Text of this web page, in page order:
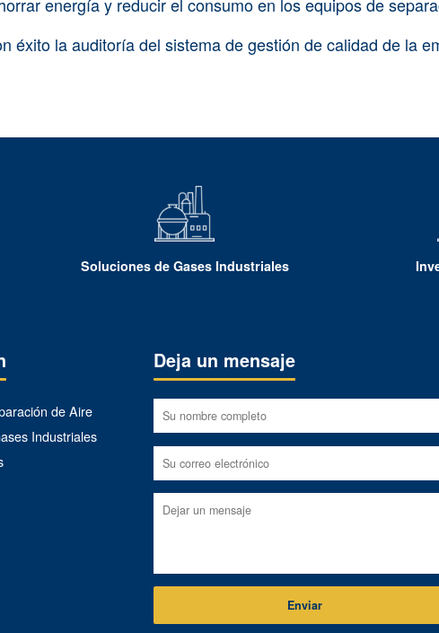
energía y reducir el consumo en los equipos de
éxito la auditoría del sistema de gestión de calidad de la
Soluciones de Gases Industriales
de Aire
Industriales
Deja un mensaje
Enviar